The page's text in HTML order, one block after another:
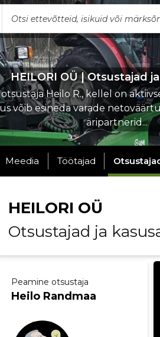
HEILORI OÜ | Otsustajad
Heilo R., kellel on
võib esineda varade
äripartnerid...
Meedia Töötajad
HEILORI OÜ
Otsustajad ja
Peamine otsustaja
Heilo Randmaa